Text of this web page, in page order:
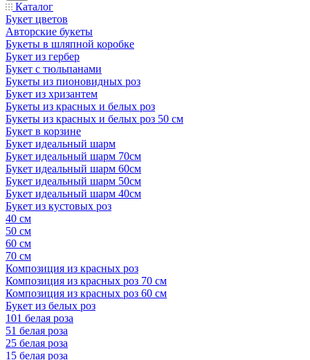
Каталог
Букет цветов
Авторские букеты
Букеты в шляпной коробке
Букет из гербер
Букет с тюльпанами
Букеты из пионовидных роз
Букет из хризантем
Букеты из красных и белых роз
Букеты из красных и белых роз 50 см
Букет в корзине
Букет идеальный шарм
Букет идеальный шарм 70см
Букет идеальный шарм 60см
Букет идеальный шарм 50см
Букет идеальный шарм 40см
Букет из кустовых роз
40 см
50 см
60 см
70 см
Композиция из красных роз
Композиция из красных роз 70 см
Композиция из красных роз 60 см
Букет из белых роз
101 белая роза
51 белая роза
25 белая роза
15 белая роза